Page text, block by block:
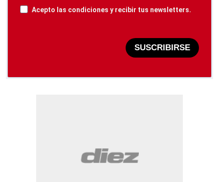
Acepto las condiciones y recibir tus newsletters.
SUSCRIBIRSE